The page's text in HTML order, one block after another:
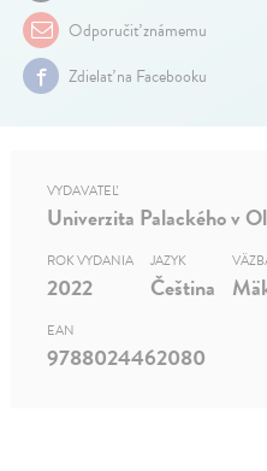
Odporučiť známemu
Zdielať na Facebooku
VYDAVATEĽ
Univerzita Palackého v
ROK VYDANIA
2022
JAZYK
Čeština
EAN
9788024462080